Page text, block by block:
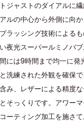
ジャストのダイアルに
ルの中心から外側に向
ラッシング技術による
夜光スーパールミノバ
には9時間まで均一に
洗練された外観を確保
み、レザーによる精度
そっくりです。アワー
ーティング加工を施さ